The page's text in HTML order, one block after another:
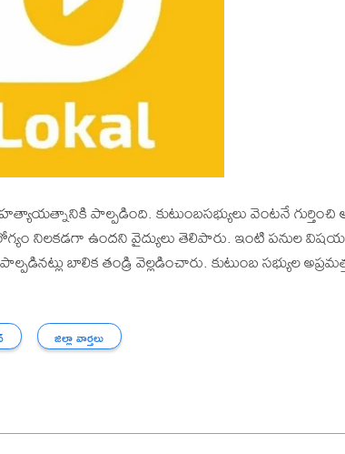
పాల్పడింది. కుటుంబసభ్యులు వెంటనే
నిలకడగా ఉందని వైద్యులు తెలిపారు. ఇంటి పనుల
బాలిక తండ్రి వెల్లడించారు. కుటుంబ సభ్యుల
జిల్లా వార్తలు